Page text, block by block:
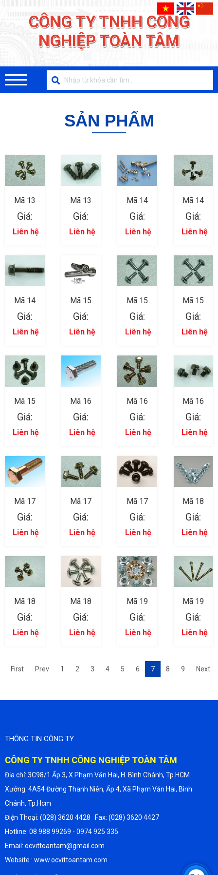
CÔNG TY TNHH CÔNG
NGHIỆP TOÀN TÂM
SẢN PHẨM
Mã 13
Giá:
Liên hệ
Mã 13
Giá:
Liên hệ
Mã 14
Giá:
Liên hệ
Mã 14
Giá:
Liên hệ
Mã 14
Giá:
Liên hệ
Mã 15
Giá:
Liên hệ
Mã 15
Giá:
Liên hệ
Mã 15
Giá:
Liên hệ
Mã 15
Giá:
Liên hệ
Mã 16
Giá:
Liên hệ
Mã 16
Giá:
Liên hệ
Mã 16
Giá:
Liên hệ
Mã 17
Giá:
Liên hệ
Mã 17
Giá:
Liên hệ
Mã 17
Giá:
Liên hệ
Mã 18
Giá:
Liên hệ
Mã 18
Giá:
Liên hệ
Mã 18
Giá:
Liên hệ
Mã 19
Giá:
Liên hệ
Mã 19
Giá:
Liên hệ
First Prev 1 2 3 4 5 6 7 8 9 Next
THÔNG TIN CÔNG TY
CÔNG TY TNHH CÔNG NGHIỆP TOÀN TÂM
Địa chỉ: 3C98/1 Ấp 3, X.Phạm Văn Hai, H. Bình Chánh, Tp.HCM
Xưởng: 4A54 Đường Thanh Niên, Ấp 4, Xã Phạm Văn Hai, Bình
Chánh, Tp.Hcm
Điện Thoại: (028) 3620 4428 Fax: (028) 3620 4427
Hotline: 08 988 99269 - 0974 925 335
Email: ocvittoantam@gmail.com
Website : www.ocvittoantam.com